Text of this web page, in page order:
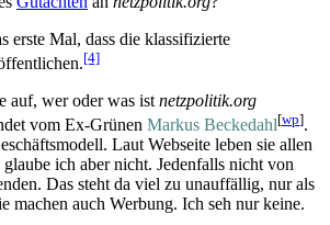
erste Mal, dass die klassifizierte
[4]
auf, wer oder was ist netzpolitik.org
vom Ex-Grünen Markus Beckedahl[wp].
Laut Webseite leben sie allen
ich aber nicht. Jedenfalls nicht von
Das steht da viel zu unauffällig, nur als
machen auch Werbung. Ich seh nur keine.